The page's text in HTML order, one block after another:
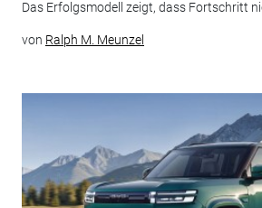
Das Erfolgsmodell zeigt, dass Fortschritt
von Ralph M. Meunzel